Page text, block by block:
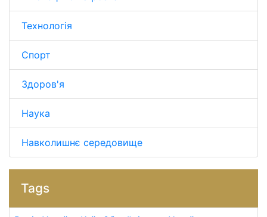
Технологія
Спорт
Здоров'я
Наука
Навколишнє середовище
Tags